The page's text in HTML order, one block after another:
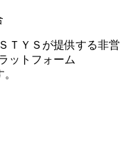
ＴＹＳが提供する非営
ットフォーム